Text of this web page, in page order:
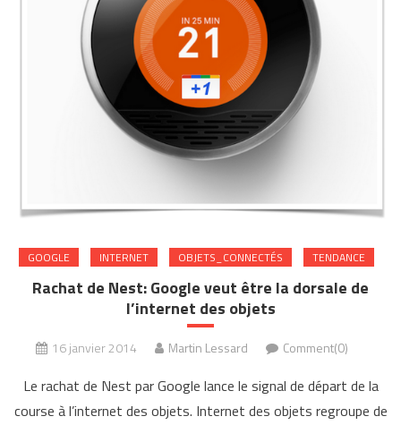
GOOGLE INTERNET OBJETS_CONNECTÉS TENDANCE
Rachat de Nest: Google veut être la dorsale de
l’internet des objets
16 janvier 2014 Martin Lessard Comment(0)
Le rachat de Nest par Google lance le signal de départ de la
course à l’internet des objets. Internet des objets regroupe de